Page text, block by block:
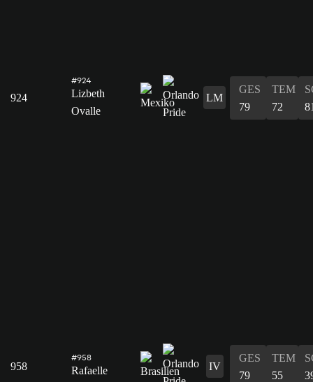
924
#924
Lizbeth
Ovalle
LM
GES
79
TEM
72
958
#958
Rafaelle IV
GES
79
TEM
55